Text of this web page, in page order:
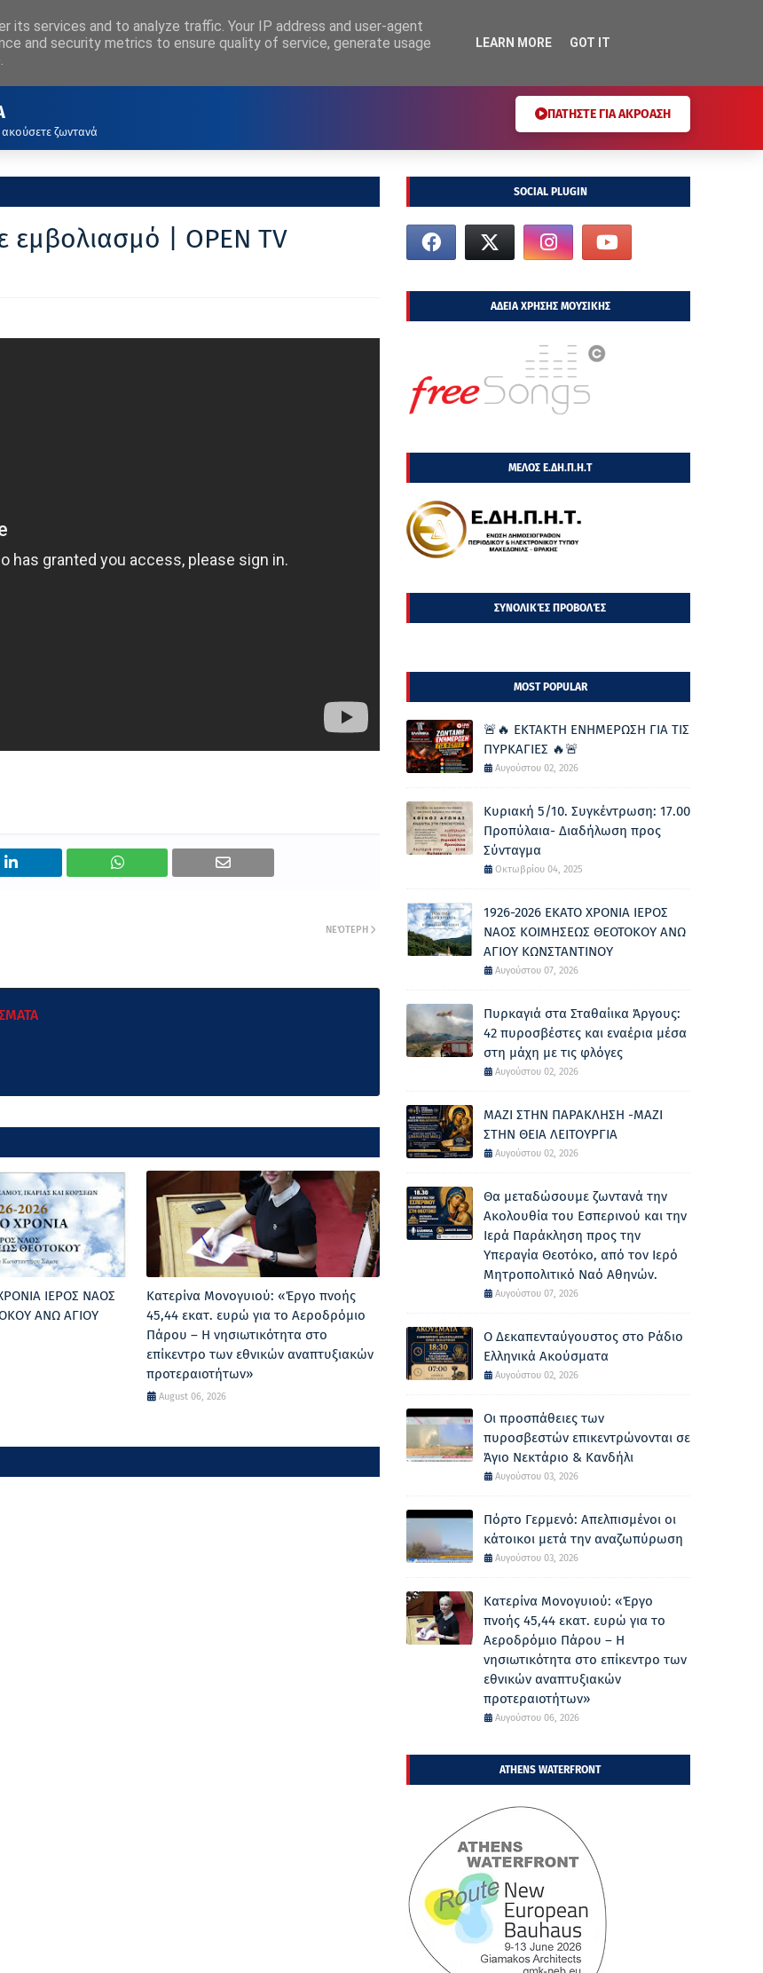
ΑΚΟΥΣΤΕ ΖΩΝΤΑΝΑ
ζωντανά
ΠΑΤΗΣΤΕ ΓΙΑ ΑΚΡΟΑΣΗ
εμβολιασμό | OPEN TV
ΝΕΌΤΕΡΗ
ΙΕΡΟΣ ΝΑΟΣ
ΑΝΩ ΑΓΙΟΥ
Κατερίνα Μονογυιού: «Έργο πνοής
45,44 εκατ. ευρώ για το Αεροδρόμιο
Πάρου – Η νησιωτικότητα στο
επίκεντρο των εθνικών αναπτυξιακών
προτεραιοτήτων»
August 06, 2026
SOCIAL PLUGIN
ΑΔΕΙΑ ΧΡΗΣΗΣ ΜΟΥΣΙΚΗΣ
ΜΕΛΟΣ Ε.ΔΗ.Π.Η.Τ
ΣΥΝΟΛΙΚΈΣ ΠΡΟΒΟΛΈΣ
MOST POPULAR
🚨🔥 ΕΚΤΑΚΤΗ ΕΝΗΜΕΡΩΣΗ ΓΙΑ ΤΙΣ
ΠΥΡΚΑΓΙΕΣ 🔥🚨
Αυγούστου 02, 2026
Κυριακή 5/10. Συγκέντρωση: 17.00
Προπύλαια- Διαδήλωση προς
Σύνταγμα
Οκτωβρίου 04, 2025
1926-2026 ΕΚΑΤΟ ΧΡΟΝΙΑ ΙΕΡΟΣ
ΝΑΟΣ ΚΟΙΜΗΣΕΩΣ ΘΕΟΤΟΚΟΥ ΑΝΩ
ΑΓΙΟΥ ΚΩΝΣΤΑΝΤΙΝΟΥ
Αυγούστου 07, 2026
Πυρκαγιά στα Σταθαίικα Άργους:
42 πυροσβέστες και εναέρια μέσα
στη μάχη με τις φλόγες
Αυγούστου 02, 2026
ΜΑΖΙ ΣΤΗΝ ΠΑΡΑΚΛΗΣΗ -ΜΑΖΙ
ΣΤΗΝ ΘΕΙΑ ΛΕΙΤΟΥΡΓΙΑ
Αυγούστου 02, 2026
Θα μεταδώσουμε ζωντανά την
Ακολουθία του Εσπερινού και την
Ιερά Παράκληση προς την
Υπεραγία Θεοτόκο, από τον Ιερό
Μητροπολιτικό Ναό Αθηνών.
Αυγούστου 07, 2026
Ο Δεκαπενταύγουστος στο Ράδιο
Ελληνικά Ακούσματα
Αυγούστου 02, 2026
Οι προσπάθειες των
πυροσβεστών επικεντρώνονται σε
Άγιο Νεκτάριο & Κανδήλι
Αυγούστου 03, 2026
Πόρτο Γερμενό: Απελπισμένοι οι
κάτοικοι μετά την αναζωπύρωση
Αυγούστου 03, 2026
Κατερίνα Μονογυιού: «Έργο
πνοής 45,44 εκατ. ευρώ για το
Αεροδρόμιο Πάρου – Η
νησιωτικότητα στο επίκεντρο των
εθνικών αναπτυξιακών
προτεραιοτήτων»
Αυγούστου 06, 2026
ATHENS WATERFRONT
its services and to analyze traffic. Your IP address and user-agent
and security metrics to ensure quality of service, generate usage
LEARN MORE GOT IT